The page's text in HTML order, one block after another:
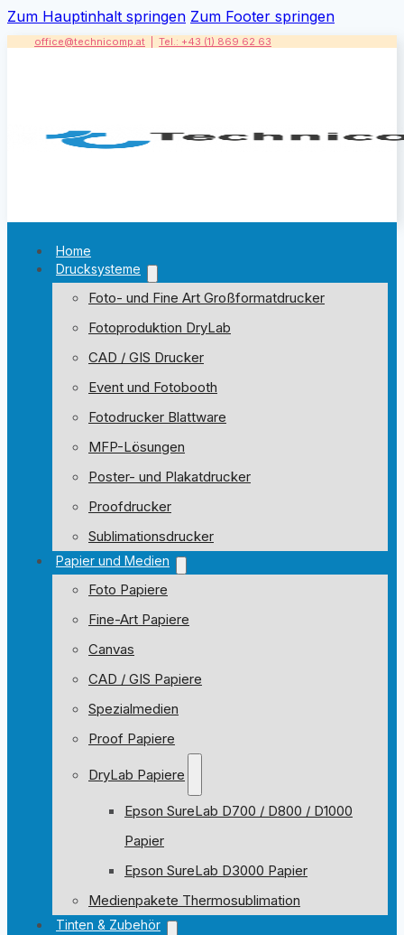
Zum Hauptinhalt springen Zum Footer springen
office@technicomp.at Tel.: +43 (1) 869 62 63
Home
Drucksysteme
Foto- und Fine Art Großformatdrucker
Fotoproduktion DryLab
CAD / GIS Drucker
Event und Fotobooth
Fotodrucker Blattware
MFP-Lösungen
Poster- und Plakatdrucker
Proofdrucker
Sublimationsdrucker
Papier und Medien
Foto Papiere
Fine-Art Papiere
Canvas
CAD / GIS Papiere
Spezialmedien
Proof Papiere
DryLab Papiere
Epson SureLab D700 / D800 / D1000
Papier
Epson SureLab D3000 Papier
Medienpakete Thermosublimation
Tinten & Zubehör